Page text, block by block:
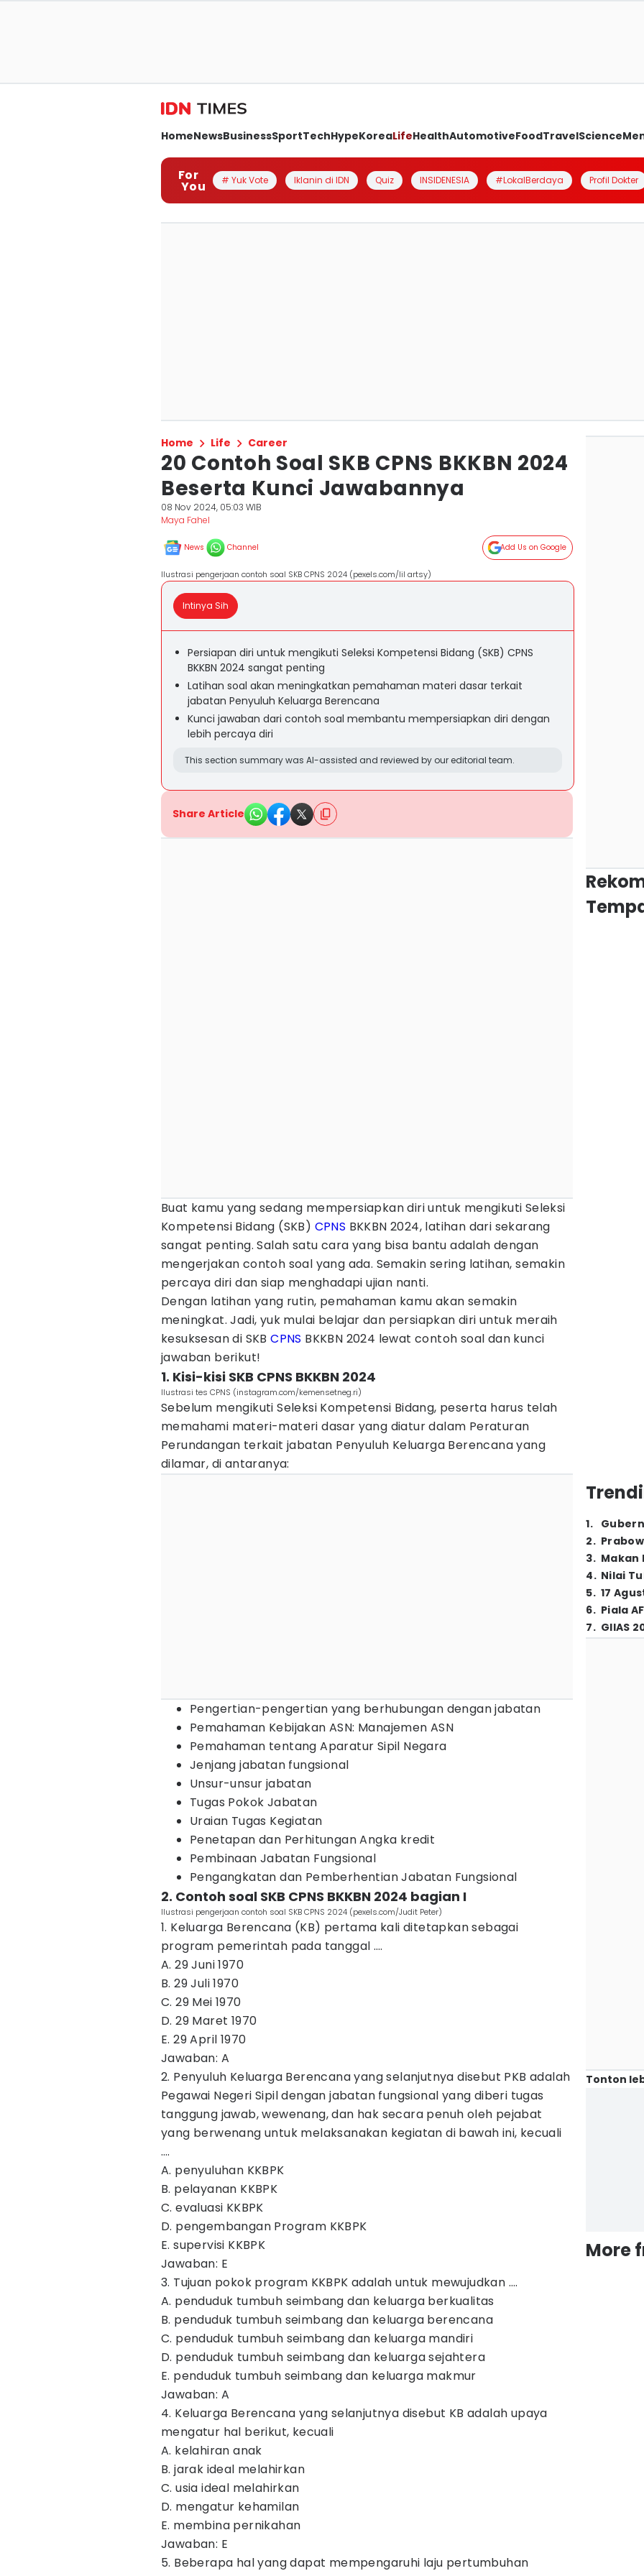
HomeNewsBusinessSportTechHypeKoreaLifeHealthAutomotiveFoodTravelScience
For
You # Yuk Vote Iklanin di IDN Quiz INSIDENESIA #LokalBerdaya Profil Dokter
Home Life Career
20 Contoh Soal SKB CPNS BKKBN 2024
Beserta Kunci Jawabannya
08 Nov 2024, 05:03 WIB
Maya Fahel
News Channel Add Us on Google
Ilustrasi pengerjaan contoh soal SKB CPNS 2024 (pexels.com/lil artsy)
Intinya Sih
Persiapan diri untuk mengikuti Seleksi Kompetensi Bidang (SKB) CPNS
BKKBN 2024 sangat penting
Latihan soal akan meningkatkan pemahaman materi dasar terkait
jabatan Penyuluh Keluarga Berencana
Kunci jawaban dari contoh soal membantu mempersiapkan diri dengan
lebih percaya diri
This section summary was AI-assisted and reviewed by our editorial team.
Share Article
Buat kamu yang sedang mempersiapkan diri untuk mengikuti Seleksi
Kompetensi Bidang (SKB) CPNS BKKBN 2024, latihan dari sekarang
sangat penting. Salah satu cara yang bisa bantu adalah dengan
mengerjakan contoh soal yang ada. Semakin sering latihan, semakin
percaya diri dan siap menghadapi ujian nanti.
Dengan latihan yang rutin, pemahaman kamu akan semakin
meningkat. Jadi, yuk mulai belajar dan persiapkan diri untuk meraih
kesuksesan di SKBCPNS BKKBN 2024 lewat contoh soal dan kunci
jawaban berikut!
1. Kisi-kisi SKB CPNS BKKBN 2024
Ilustrasi tes CPNS (instagram.com/kemensetneg.ri)
Sebelum mengikuti Seleksi Kompetensi Bidang, peserta harus telah
memahami materi-materi dasar yang diatur dalam Peraturan
Perundangan terkait jabatan Penyuluh Keluarga Berencana yang
dilamar, di antaranya:
Pengertian-pengertian yang berhubungan dengan jabatan
Pemahaman Kebijakan ASN: Manajemen ASN
Pemahaman tentang Aparatur Sipil Negara
Jenjang jabatan fungsional
Unsur-unsur jabatan
Tugas Pokok Jabatan
Uraian Tugas Kegiatan
Penetapan dan Perhitungan Angka kredit
Pembinaan Jabatan Fungsional
Pengangkatan dan Pemberhentian Jabatan Fungsional
2. Contoh soal SKB CPNS BKKBN 2024 bagian I
Ilustrasi pengerjaan contoh soal SKB CPNS 2024 (pexels.com/Judit Peter)
1. Keluarga Berencana (KB) pertama kali ditetapkan sebagai
program pemerintah pada tanggal ….
A. 29 Juni 1970
B. 29 Juli 1970
C. 29 Mei 1970
D. 29 Maret 1970
E. 29 April 1970
Jawaban: A
2. Penyuluh Keluarga Berencana yang selanjutnya disebut PKB adalah
Pegawai Negeri Sipil dengan jabatan fungsional yang diberi tugas
tanggung jawab, wewenang, dan hak secara penuh oleh pejabat
yang berwenang untuk melaksanakan kegiatan di bawah ini, kecuali
….
A. penyuluhan KKBPK
B. pelayanan KKBPK
C. evaluasi KKBPK
D. pengembangan Program KKBPK
E. supervisi KKBPK
Jawaban: E
3. Tujuan pokok program KKBPK adalah untuk mewujudkan ….
A. penduduk tumbuh seimbang dan keluarga berkualitas
B. penduduk tumbuh seimbang dan keluarga berencana
C. penduduk tumbuh seimbang dan keluarga mandiri
D. penduduk tumbuh seimbang dan keluarga sejahtera
E. penduduk tumbuh seimbang dan keluarga makmur
Jawaban: A
4. Keluarga Berencana yang selanjutnya disebut KB adalah upaya
mengatur hal berikut, kecuali
A. kelahiran anak
B. jarak ideal melahirkan
C. usia ideal melahirkan
D. mengatur kehamilan
E. membina pernikahan
Jawaban: E
5. Beberapa hal yang dapat mempengaruhi laju pertumbuhan
1.
2.
3. Makan
4. Nilai
5. 17
6. Piala
7. GIIAS
Tonton
More